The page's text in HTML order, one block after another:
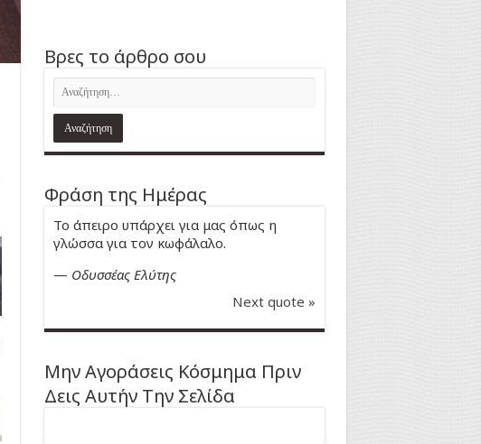
Βρες το άρθρο σου
Φράση της Ημέρας
Το άπειρο υπάρχει για μας όπως η
γλώσσα για τον κωφάλαλο.
— Οδυσσέας Ελύτης
Next quote »
Μην Αγοράσεις Κόσμημα Πριν
Δεις Αυτήν Την Σελίδα